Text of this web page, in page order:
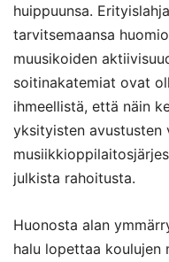
huippuunsa.
tarvitsemaansa
muusikoiden
soitinakatemiat ovat
ihmeellistä, että näin
yksityisten avustusten
julkista rahoitusta.
Huonosta alan
halu lopettaa koulujen